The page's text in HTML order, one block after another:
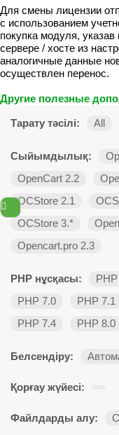
Для смены лицензии
с использованием
покупка модуля,
сервере / хосте из
аналогичные данные
осуществлен перенос.
Другие полезные
Тарату тәсілі: All
Сыйымдылық:
OpenCart 2.2
OCStore 2.1
OCStore 3.*
Opencart.pro 2.3
PHP нұсқасы:
PHP 7.0
PHP 7.1
PHP 7.4
PHP 8.0
Белсендіру:
Қорғау жүйесі:
Файлдарды алу: